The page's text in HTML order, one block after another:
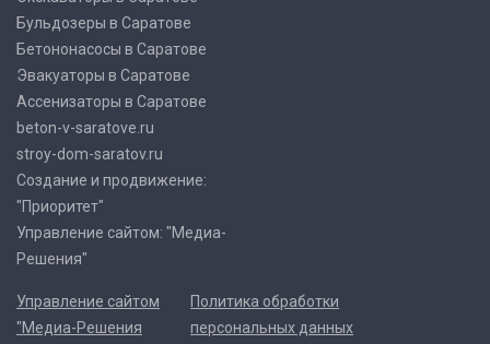
Бульдозеры в Саратове
Бетононасосы в Саратове
Эвакуаторы в Саратове
Ассенизаторы в Саратове
beton-v-saratove.ru
stroy-dom-saratov.ru
Создание и продвижение:
"Приоритет"
Управление сайтом: "Медиа-
Решения"
Управление сайтом
"Медиа-Решения
Политика обработки
персональных данных